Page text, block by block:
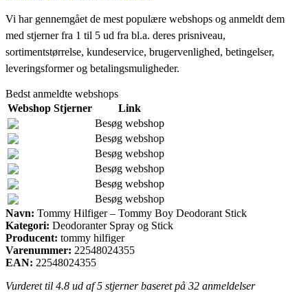
Vi har gennemgået de mest populære webshops og anmeldt dem
med stjerner fra 1 til 5 ud fra bl.a. deres prisniveau,
sortimentstørrelse, kundeservice, brugervenlighed, betingelser,
leveringsformer og betalingsmuligheder.
Bedst anmeldte webshops
Webshop Stjerner
Link
Besøg webshop
Besøg webshop
Besøg webshop
Besøg webshop
Besøg webshop
Besøg webshop
Navn: Tommy Hilfiger – Tommy Boy Deodorant Stick
Kategori: Deodoranter Spray og Stick
Producent: tommy hilfiger
Varenummer: 22548024355
EAN: 22548024355
Vurderet til 4.8 ud af 5 stjerner baseret på 32 anmeldelser